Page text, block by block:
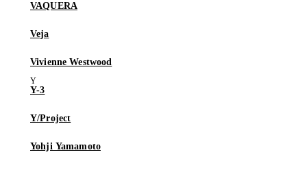
VAQUERA
Veja
Vivienne Westwood
Y-3
Y/Project
Yohji Yamamoto